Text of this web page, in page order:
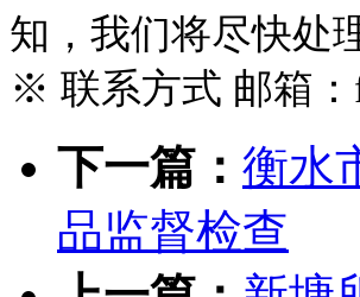
知，我们将尽快处
※ 联系方式 邮箱：
下一篇： 衡水
品监督检查